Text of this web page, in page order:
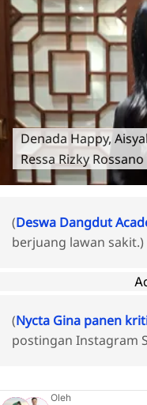
Denada Happy,
Ressa Rizky
(Deswa Dangdut
berjuang lawan sakit.)
(Nycta Gina panen
postingan Instagram
Oleh